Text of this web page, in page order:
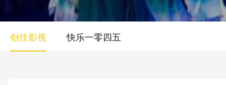
创佳影视 快乐一零四五